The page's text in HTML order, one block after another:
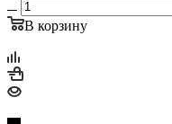
В корзину